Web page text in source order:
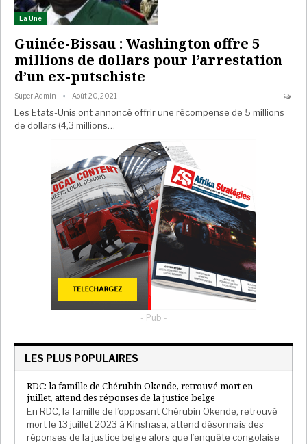
La Une
Guinée-Bissau : Washington offre 5
millions de dollars pour l’arrestation
d’un ex-putschiste
Super Admin Août 20, 2021
Les Etats-Unis ont annoncé offrir une récompense de 5 millions
de dollars (4,3 millions…
- Pub -
LES PLUS POPULAIRES
RDC: la famille de Chérubin Okende, retrouvé mort en
juillet, attend des réponses de la justice belge
En RDC, la famille de l’opposant Chérubin Okende, retrouvé
mort le 13 juillet 2023 à Kinshasa, attend désormais des
réponses de la justice belge alors que l’enquête congolaise